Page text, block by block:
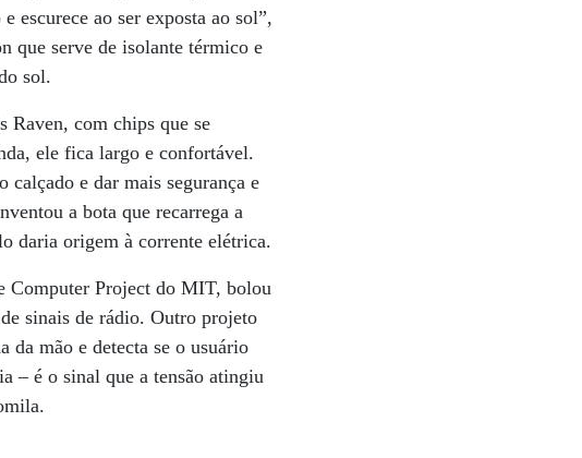
escurece ao ser exposta ao sol”,
que serve de isolante térmico e
sol.
Raven, com chips que se
ele fica largo e confortável.
e dar mais segurança e
a bota que recarrega a
daria origem à corrente elétrica.
Computer Project do MIT, bolou
sinais de rádio. Outro projeto
da mão e detecta se o usuário
– é o sinal que a tensão atingiu